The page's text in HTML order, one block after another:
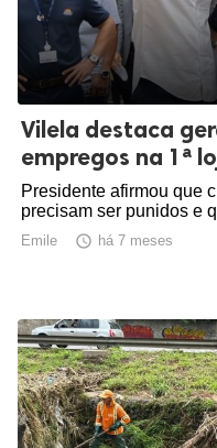
Vilela destaca
empregos na 1ª
Presidente afirmou que
precisam ser punidos e
Emile  há 7 meses